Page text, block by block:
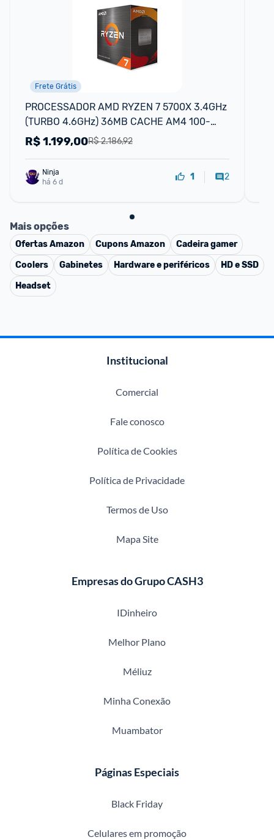
Frete Grátis
PROCESSADOR AMD RYZEN 7 5700X 3.4GHz
(TURBO 4.6GHz) 36MB CACHE AM4 100-
100000926WOF Cerâmica cinza
R$ 2.186,92
R$1.199,00
há 6 d
1 2
Mais opções
OfertasAmazon CuponsAmazon
Cadeira gamer
Coolers
Gabinetes Hardware e periféricos
HD e SSD
Headset
Institucional
Comercial
Fale conosco
Política de Cookies
Política de Privacidade
Termos de Uso
Mapa Site
Empresas do Grupo CASH3
IDinheiro
Melhor Plano
Méliuz
Minha Conexão
Muambator
Páginas Especiais
Black Friday
Celulares em promoção